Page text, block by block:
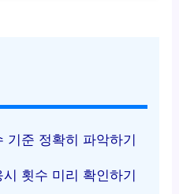
기준 정확히 파악하기
횟수 미리 확인하기